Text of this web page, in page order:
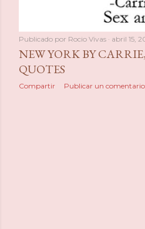
Publicado por Rocio Vivas abril 15,
NEW YORK BY
QUOTES
Compartir Publicar un comentario